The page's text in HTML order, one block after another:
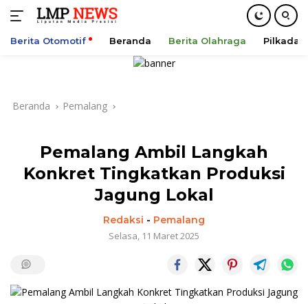
Berita Otomotif Beranda Berita Olahraga Pilkada
Beranda Pemalang
Pemalang Ambil Langkah
Konkret Tingkatkan Produksi
Jagung Lokal
Redaksi - Pemalang
Selasa, 11 Maret 2025